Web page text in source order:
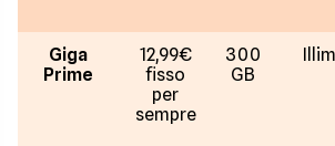
Giga
Prime
12,99€
fisso
per
sempre
300
GB